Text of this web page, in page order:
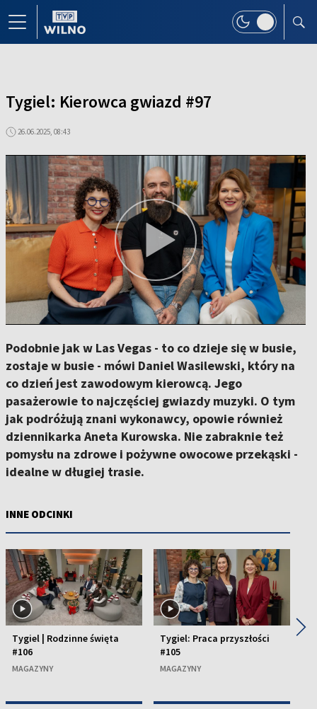
Tygiel: Kierowca gwiazd #97
26.06.2025, 08:43
Podobnie jak w Las Vegas - to co dzieje się w busie,
zostaje w busie - mówi Daniel Wasilewski, który na
co dzień jest zawodowym kierowcą. Jego
pasażerowie to najczęściej gwiazdy muzyki. O tym
jak podróżują znani wykonawcy, opowie również
dziennikarka Aneta Kurowska. Nie zabraknie też
pomysłu na zdrowe i pożywne owocowe przekąski -
idealne w długiej trasie.
INNE ODCINKI
Tygiel | Rodzinne święta
#106
MAGAZYNY
Tygiel: Praca przyszłości
#105
MAGAZYNY
▶